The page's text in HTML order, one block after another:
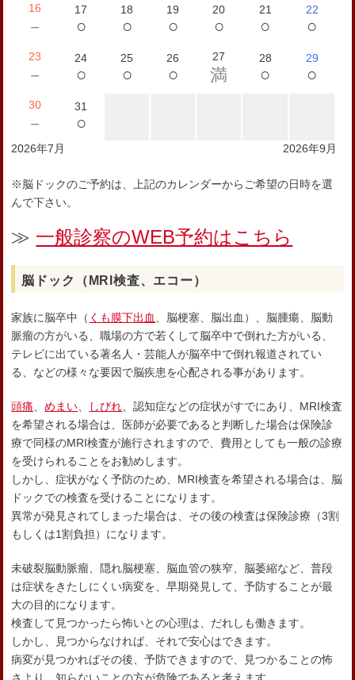
16
－
17
○
18
○
19
○
20
○
21
○
22
○
23
－
24
○
25
○
26
○
27
満
28
○
29
○
30
－
31
○
2026年7月 2026年9月
※脳ドックのご予約は、上記のカレンダーからご希望の日時を選
んで下さい。
≫ 一般診察のWEB予約はこちら
脳ドック（MRI検査、エコー）
家族に脳卒中（ くも膜下出血
、脳梗塞、脳出血）、脳腫瘍、脳動
脈瘤の方がいる、職場の方で若くして脳卒中で倒れた方がいる、
テレビに出ている著名人・芸能人が脳卒中で倒れ報道されてい
る、などの様々な要因で脳疾患を心配される事があります。
頭痛 、めまい しびれ 、認知症などの症状がすでにあり、MRI検査
を希望される場合は、医師が必要であると判断した場合は保険診
療で同様のMRI検査が施行されますので、費用としても一般の診療
を受けられることをお勧めします。
しかし、症状がなく予防のため、MRI検査を希望される場合は、脳
ドックでの検査を受けることになります。
異常が発見されてしまった場合は、その後の検査は保険診療（3割
もしくは1割負担）になります。
未破裂脳動脈瘤、隠れ脳梗塞、脳血管の狭窄、脳萎縮など、普段
は症状をきたしにくい病変を、早期発見して、予防することが最
大の目的になります。
検査して見つかったら怖いとの心理は、だれしも働きます。
しかし、見つからなければ、それで安心はできます。
病変が見つかればその後、予防できますので、見つかることの怖
さより、知らないことの方が危険であると考えます。